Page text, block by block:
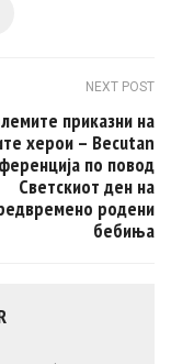
NEXT POST
приказни на
херои – Becutan
по повод
Светскиот ден на
родени
бебиња